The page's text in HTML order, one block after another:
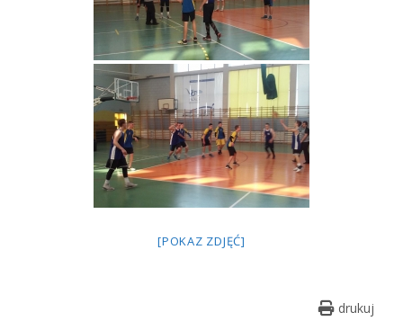
[POKAZ ZDJĘĆ]
drukuj